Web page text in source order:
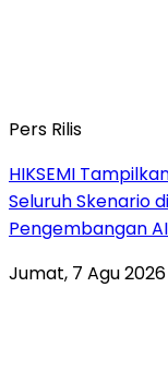
Pers Rilis
HIKSEMI
Seluruh Skenario
Pengembangan
Jumat, 7 Agu